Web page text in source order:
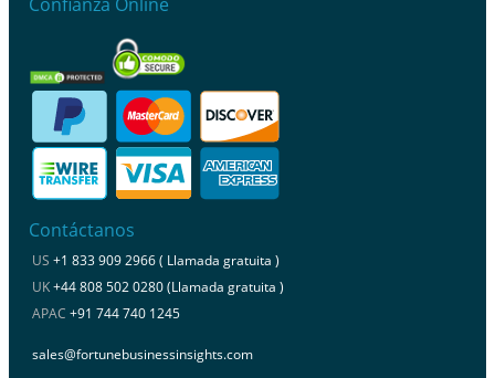
Confianza Online
Contáctanos
US +1 833 909 2966 ( Llamada gratuita )
UK+44 808 502 0280 (Llamada gratuita )
APAC +91 744 740 1245
sales@fortunebusinessinsights.com